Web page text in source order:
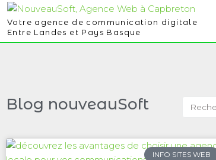
Votre agence de communication digitale
Entre Landes et Pays Basque
Blog nouveauSoft
INFO SITES WEB